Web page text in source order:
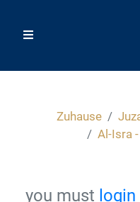
Zuhause
Al-Isra
you must login